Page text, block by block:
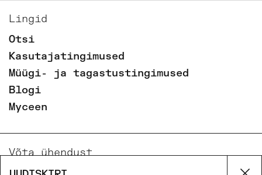
Lingid
Otsi
Kasutajatingimused
Müügi- ja tagastustingimused
Blogi
Myceen
Võta ühendust